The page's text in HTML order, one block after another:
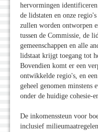
hervormingen
de lidstaten en onze
zullen worden ontworpen
tussen de Commissie, de
gemeenschappen en alle
lidstaat krijgt toegang tot
Bovendien komt er een
ontwikkelde regio's, en
geheel genomen minstens
onder de huidige cohesie-
De inkomenssteun voor
inclusief